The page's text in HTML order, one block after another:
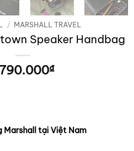
/ MARSHALL TRAVEL
Speaker Handbag
₫
Marshall tại Việt Nam